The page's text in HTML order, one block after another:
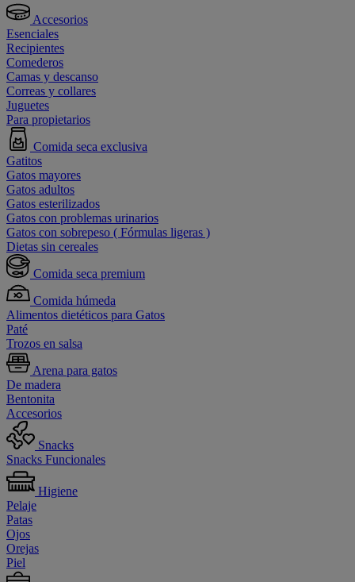
Accesorios
Esenciales
Recipientes
Comederos
Camas y descanso
Correas y collares
Juguetes
Para propietarios
Comida seca exclusiva
Gatitos
Gatos mayores
Gatos adultos
Gatos esterilizados
Gatos con problemas urinarios
Gatos con sobrepeso ( Fórmulas ligeras )
Dietas sin cereales
Comida seca premium
Comida húmeda
Alimentos dietéticos para Gatos
Paté
Trozos en salsa
Arena para gatos
De madera
Bentonita
Accesorios
Snacks
Snacks Funcionales
Higiene
Pelaje
Patas
Ojos
Orejas
Piel